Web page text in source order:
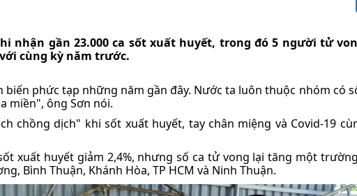
nhận gần 23.000 ca sốt xuất huyết, trong đó 5 người tử
với cùng kỳ năm trước.
biến phức tạp những năm gần đây. Nước ta luôn thuộc nhóm có
miền", ông Sơn nói.
chồng dịch" khi sốt xuất huyết, tay chân miệng và Covid-19
xuất huyết giảm 2,4%, nhưng số ca tử vong lại tăng một
Bình Thuận, Khánh Hòa, TP HCM và Ninh Thuận.